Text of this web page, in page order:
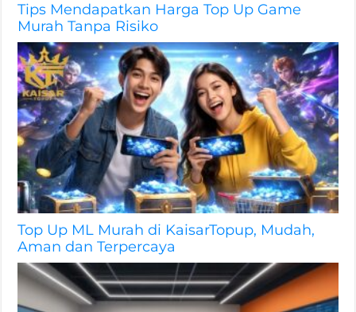
Tips Mendapatkan Harga Top Up Game
Murah Tanpa Risiko
Top Up ML Murah di KaisarTopup, Mudah,
Aman dan Terpercaya